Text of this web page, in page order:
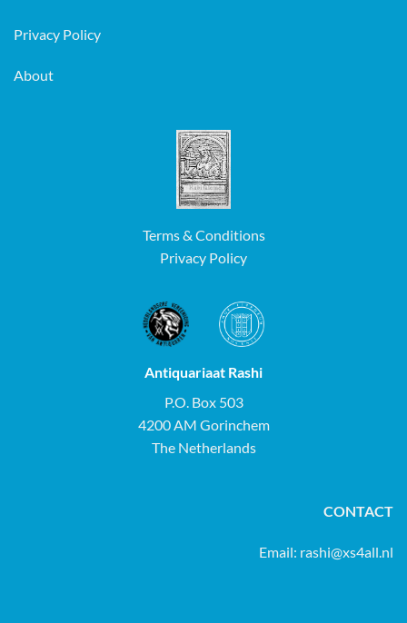
Privacy Policy
About
Terms & Conditions
Privacy Policy
Antiquariaat Rashi
P.O. Box 503
4200 AM Gorinchem
The Netherlands
CONTACT
Email: rashi@xs4all.nl